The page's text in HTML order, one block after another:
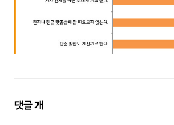
댓
댓글개